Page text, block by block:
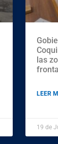
las
LEER
19 de